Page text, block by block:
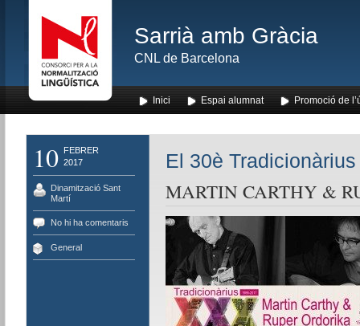
Sarrià amb Gràcia
CNL de Barcelona
Inici Espai alumnat Promoció de
10
FEBRER
2017
Dinamització Sant
Martí
No hi ha comentaris
General
El 30è
MARTIN CARTHY &